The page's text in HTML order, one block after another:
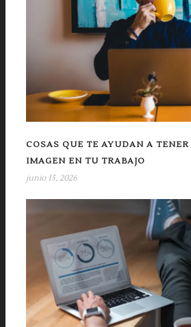
COSAS QUE TE AYUDAN A
IMAGEN EN TU TRABAJO
junio 15, 2026